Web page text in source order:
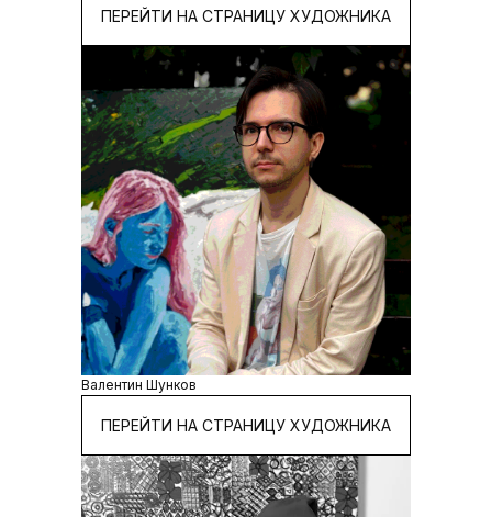
ПЕРЕЙТИ НА СТРАНИЦУ ХУДОЖНИКА
Валентин Шунков
ПЕРЕЙТИ НА СТРАНИЦУ ХУДОЖНИКА